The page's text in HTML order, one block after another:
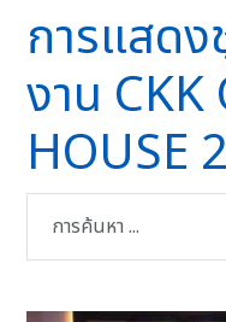
การแสด
งาน CKK
HOUSE